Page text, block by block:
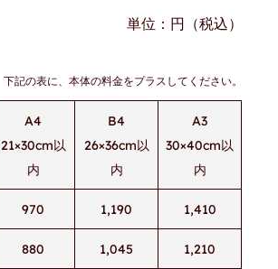
単位：円（税込）
下記の表に、本体の料金をプラスしてください。
A4
21×30cm以
内
B4
26×36cm以
内
A3
30×40cm以
内
970 1,190 1,410
880 1,045 1,210